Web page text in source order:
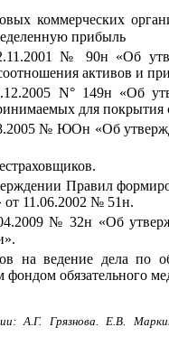
коммерческих
прибыль
№ 90н «Об
активов и
N° 149н «Об
для
№ ЮОн «Об
Правил
от 11.06.2002 № 51н.
№ 32н «Об
на ведение дела по
обязательного
А.Г. Грязнова. Е.В.